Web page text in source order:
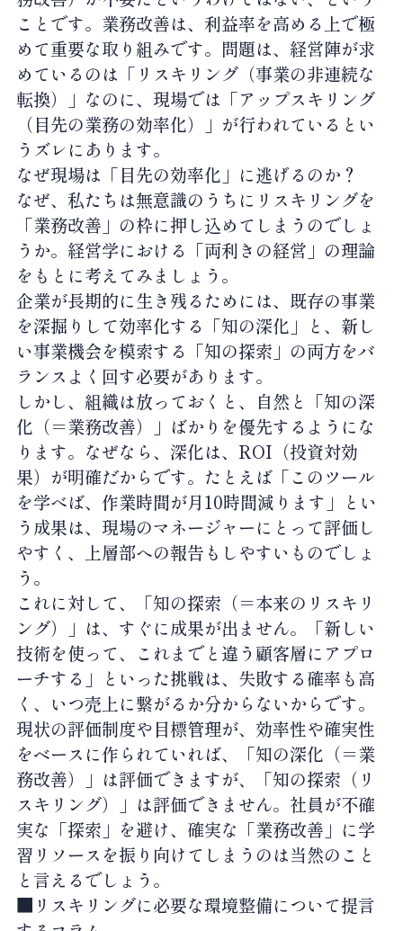
ことです。業務改善は、利益率を高める上で極
めて重要な取り組みです。問題は、経営陣が求
めているのは「リスキリング（事業の非連続な
転換）」なのに、現場では「アップスキリング
（目先の業務の効率化）」が行われているとい
うズレにあります。
なぜ現場は「目先の効率化」に逃げるのか？
なぜ、私たちは無意識のうちにリスキリングを
「業務改善」の枠に押し込めてしまうのでしょ
うか。経営学における「両利きの経営」の理論
をもとに考えてみましょう。
企業が長期的に生き残るためには、既存の事業
を深掘りして効率化する「知の深化」と、新し
い事業機会を模索する「知の探索」の両方をバ
ランスよく回す必要があります。
しかし、組織は放っておくと、自然と「知の深
化（＝業務改善）」ばかりを優先するようにな
ります。なぜなら、深化は、ROI（投資対効
果）が明確だからです。たとえば「このツール
を学べば、作業時間が月10時間減ります」とい
う成果は、現場のマネージャーにとって評価し
やすく、上層部への報告もしやすいものでしょ
う。
これに対して、「知の探索（＝本来のリスキリ
ング）」は、すぐに成果が出ません。「新しい
技術を使って、これまでと違う顧客層にアプロ
ーチする」といった挑戦は、失敗する確率も高
く、いつ売上に繋がるか分からないからです。
現状の評価制度や目標管理が、効率性や確実性
をベースに作られていれば、「知の深化（＝業
務改善）」は評価できますが、「知の探索（リ
スキリング）」は評価できません。社員が不確
実な「探索」を避け、確実な「業務改善」に学
習リソースを振り向けてしまうのは当然のこと
と言えるでしょう。
■リスキリングに必要な環境整備について提言